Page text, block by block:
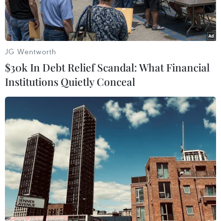
Ảnh minh họa. (Nguồn: TTXVN)
Hội đồng Nhân dân tỉnh Nghệ An đã có nghị
quyết thu hồi và chuyển đổi trên 76ha đất để
triển khai 19 dự án trọng điểm trên địa bàn
tỉnh.
JG Wentworth
$30k In Debt Relief Scandal: What Financial
Institutions Quietly Conceal